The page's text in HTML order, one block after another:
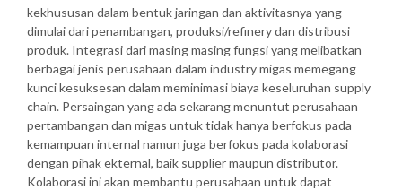
kekhususan dalam bentuk jaringan dan aktivitasnya yang
dimulai dari penambangan, produksi/refinery dan distribusi
produk. Integrasi dari masing masing fungsi yang melibatkan
berbagai jenis perusahaan dalam industry migas memegang
kunci kesuksesan dalam meminimasi biaya keseluruhan supply
chain. Persaingan yang ada sekarang menuntut perusahaan
pertambangan dan migas untuk tidak hanya berfokus pada
kemampuan internal namun juga berfokus pada kolaborasi
dengan pihak ekternal, baik supplier maupun distributor.
Kolaborasi ini akan membantu perusahaan untuk dapat